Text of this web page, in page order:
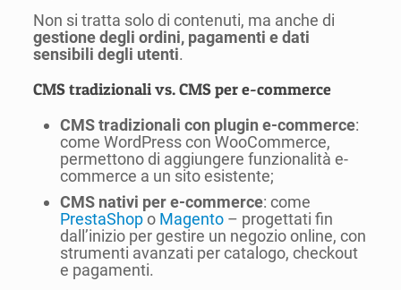
Non si tratta solo di contenuti, ma anche di
gestione degli ordini, pagamenti e dati
sensibili degli utenti.
CMS tradizionali vs. CMS per e-commerce
CMS tradizionali con plugin e-commerce:
come WordPress con WooCommerce,
permettono di aggiungere funzionalità e-
commerce a un sito esistente;
CMS nativi per e-commerce: come
PrestaShopo Magento– progettati fin
dall’inizio per gestire un negozio online, con
strumenti avanzati per catalogo, checkout
e pagamenti.